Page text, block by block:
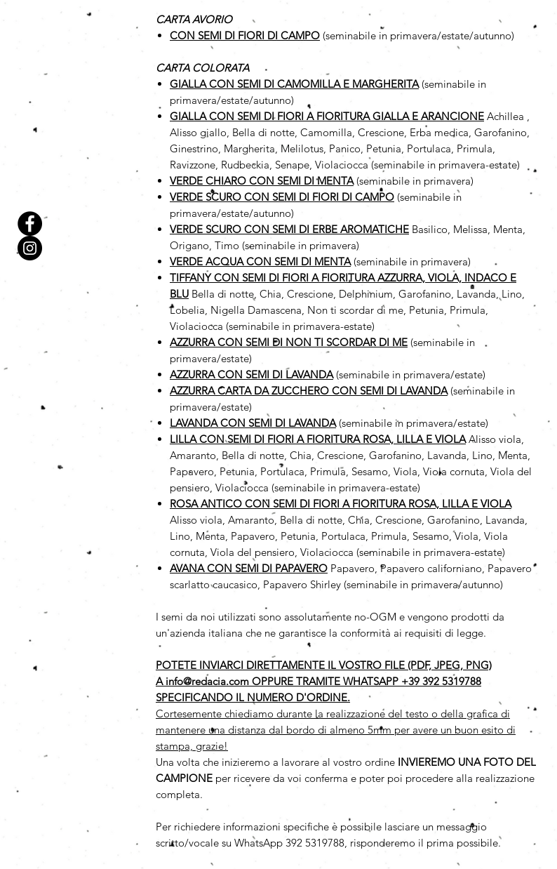
CARTA AVORIO
CON SEMI DI FIORI DI CAMPO (seminabile in primavera/estate/autunno)
CARTA COLORATA
GIALLA CON SEMI DI CAMOMILLA E MARGHERITA(seminabile in
primavera/estate/autunno)
GIALLA CON SEMI DI FIORI A FIORITURA GIALLA E ARANCIONE Achillea ,
Alisso giallo, Bella di notte, Camomilla, Crescione, Erba medica, Garofanino,
Ginestrino, Margherita, Melilotus, Panico, Petunia, Portulaca, Primula,
Ravizzone, Rudbeckia, Senape, Violaciocca (seminabile in primavera-estate)
VERDE CHIARO CON SEMI DI MENTA (seminabile in primavera)
VERDE SCURO CON SEMI DI FIORI DI CAMPO (seminabile in
primavera/estate/autunno)
VERDE SCURO CON SEMI DI ERBE AROMATICHE Basilico, Melissa, Menta,
Origano, Timo (seminabile in primavera)
VERDE ACQUA CON SEMI DI MENTA(seminabile in primavera)
TIFFANY CON SEMI DI FIORI A FIORITURA AZZURRA, VIOLA, INDACO E
BLU Bella di notte, Chia, Crescione, Delphinium, Garofanino, Lavanda, Lino,
Lobelia, Nigella Damascena, Non ti scordar di me, Petunia, Primula,
Violaciocca (seminabile in primavera-estate)
AZZURRA CON SEMI DI NON TI SCORDAR DI ME (seminabile in
primavera/estate)
AZZURRA CON SEMI DI LAVANDA(seminabile in primavera/estate)
AZZURRA CARTA DA ZUCCHERO CON SEMI DI LAVANDA(seminabile in
primavera/estate)
LAVANDA CON SEMI DI LAVANDA(seminabile in primavera/estate)
LILLA CON SEMI DI FIORI A FIORITURA ROSA, LILLA E VIOLAAlisso viola,
Amaranto, Bella di notte, Chia, Crescione, Garofanino, Lavanda, Lino, Menta,
Papavero, Petunia, Portulaca, Primula, Sesamo, Viola, Viola cornuta, Viola del
pensiero, Violaciocca (seminabile in primavera-estate)
ROSA ANTICO CON SEMI DI FIORI A FIORITURA ROSA, LILLA E VIOLA
Alisso viola, Amaranto, Bella di notte, Chia, Crescione, Garofanino, Lavanda,
Lino, Menta, Papavero, Petunia, Portulaca, Primula, Sesamo, Viola, Viola
cornuta, Viola del pensiero, Violaciocca (seminabile in primavera-estate)
AVANA CON SEMI DI PAPAVERO Papavero, Papavero californiano, Papavero
scarlatto caucasico, Papavero Shirley (seminabile in primavera/autunno)
I semi da noi utilizzati sono assolutamente no-OGM e vengono prodotti da
un'azienda italiana che ne garantisce la conformità ai requisiti di legge.
POTETE INVIARCI DIRETTAMENTE IL VOSTRO FILE (PDF, JPEG, PNG)
A info@redacia.com OPPURE TRAMITE WHATSAPP +39 392 5319788
SPECIFICANDO IL NUMERO D'ORDINE.
Cortesemente chiediamo durante la realizzazione del testo o della grafica di
mantenere una distanza dal bordo di almeno 5mm per avere un buon esito di
stampa, grazie!
Una volta che inizieremo a lavorare al vostro ordine INVIEREMO UNA FOTO DEL
CAMPIONE per ricevere da voi conferma e poter poi procedere alla realizzazione
completa.
Per richiedere informazioni specifiche è possibile lasciare un messaggio
scritto/vocale su WhatsApp 392 5319788, risponderemo il prima possibile.